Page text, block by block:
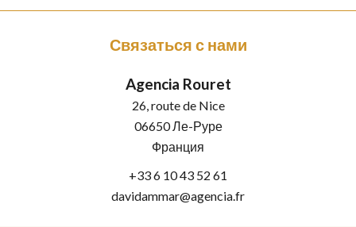
Связаться с нами
Agencia Rouret
26, route de Nice
06650Ле-Руре
Франция
+33 6 10 43 52 61
davidammar@agencia.fr